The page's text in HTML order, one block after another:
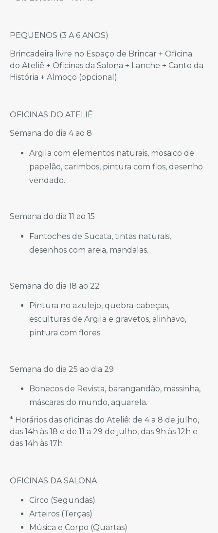
PEQUENOS (3 A 6 ANOS)
Brincadeira livre no Espaço de Brincar + Oficina
do Ateliê + Oficinas da Salona + Lanche + Canto da
História + Almoço (opcional)
OFICINAS DO ATELIÊ
Semana do dia 4 ao 8
Argila com elementos naturais, mosaico de
papelão, carimbos, pintura com fios, desenho
vendado.
Semana do dia 11 ao 15
Fantoches de Sucata, tintas naturais,
desenhos com areia, mandalas.
Semana do dia 18 ao 22
Pintura no azulejo, quebra-cabeças,
esculturas de Argila e gravetos, alinhavo,
pintura com flores.
Semana do dia 25 ao dia 29
Bonecos de Revista, barangandão, massinha,
máscaras do mundo, aquarela.
* Horários das oficinas do Ateliê: de 4 a 8 de julho,
das 14h às 18 e de 11 a 29 de julho, das 9h às 12h e
das 14h às 17h
OFICINAS DA SALONA
Circo (Segundas)
Arteiros (Terças)
Música e Corpo (Quartas)